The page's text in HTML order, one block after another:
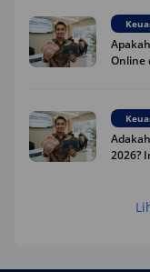
Online
2026?